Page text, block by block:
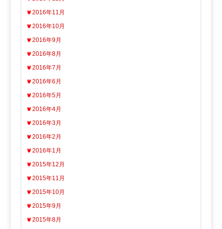
2016年11月
2016年10月
2016年9月
2016年8月
2016年7月
2016年6月
2016年5月
2016年4月
2016年3月
2016年2月
2016年1月
2015年12月
2015年11月
2015年10月
2015年9月
2015年8月